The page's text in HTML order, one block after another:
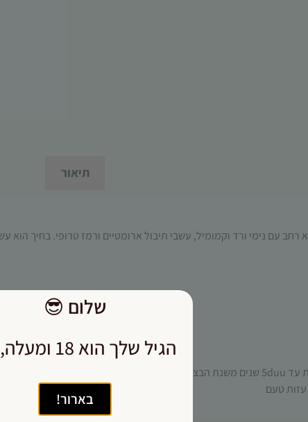
תיאור
עם נימי ורד וקמומיל, עשבי תיבול ארומטיים ורמז טרופי. בחיך הוא
עזות טעם
שלנו יעבוד
בצורה
במהלך
ביקורך. אם
לקובצי
אלו, חלק
שלום 😎
הגיל שלך הוא 18 ומעלה, כן?
בארור!